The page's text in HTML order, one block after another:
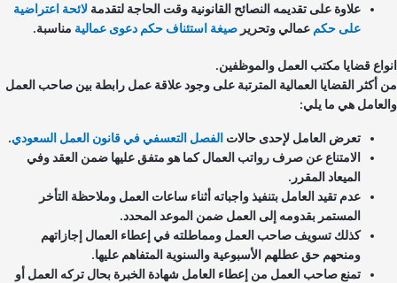
علاوة على تقديمه النصائح القانونية وقت الحاجة لتقدمةلائحة اعتراضية
على حكمعمالي وتحريرصيغة استئناف حكم دعوى عماليةمناسبة.
قضايا مكتب العمل والموظفين.
أكثر القضايا العمالية المترتبة على وجود علاقة عمل رابطة بين صاحب العمل
هي ما يلي:
تعرض العامل لإحدى حالاتالفصل التعسفي في قانون العمل السعودي.
الامتناع عن صرف رواتب العمال كما هو متفق عليها ضمن العقد وفي
الميعاد المقرر.
عدم تقيد العامل بتنفيذ واجباته أثناء ساعات العمل وملاحظة التأخر
المستمر بقدومه إلى العمل ضمن الموعد المحدد.
كذلك تسويف صاحب العمل ومماطلته في إعطاء العمال إجازاتهم
ومنحهم حق عطلهم الأسبوعية والسنوية المتفاهم عليها.
تمنع صاحب العمل من إعطاء العامل شهادة الخبرة بحال تركه العمل أو